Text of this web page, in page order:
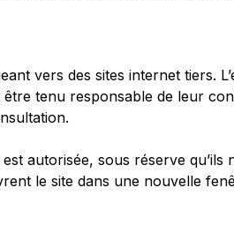
vers des sites internet tiers.
tenu responsable de leur
autorisée, sous réserve qu’ils
le site dans une nouvelle